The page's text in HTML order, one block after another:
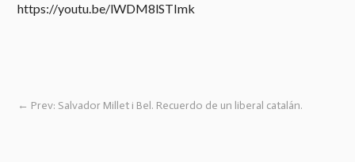
https://youtu.be/lWDM8lSTImk
← Prev: Salvador Millet i Bel. Recuerdo de un liberal catalán.